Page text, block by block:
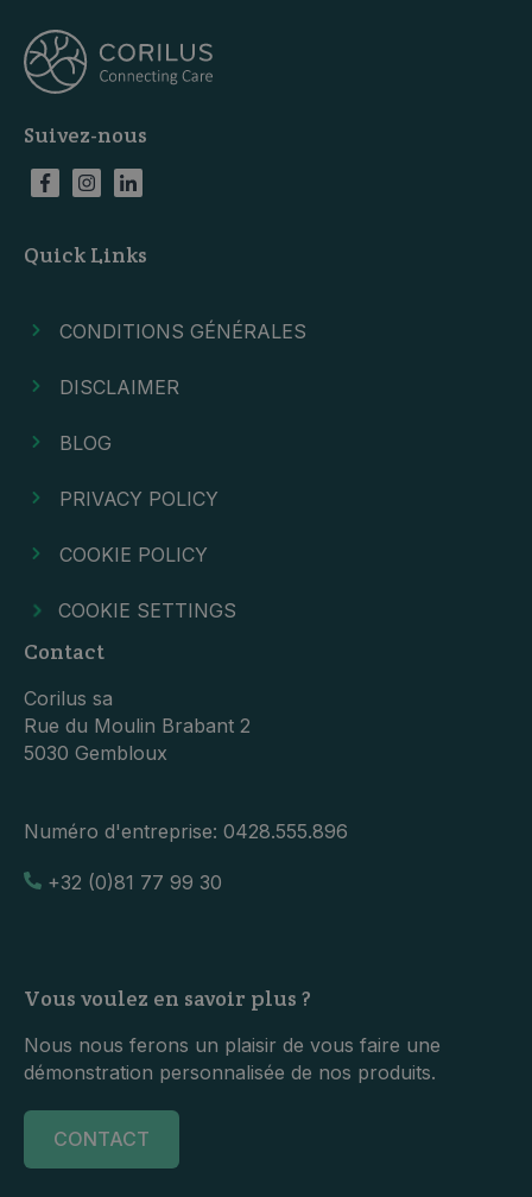
Suivez-nous
Quick Links
CONDITIONS GÉNÉRALES
DISCLAIMER
BLOG
PRIVACY POLICY
COOKIE POLICY
COOKIE SETTINGS
Contact
Corilus sa
Rue du Moulin Brabant 2
5030 Gembloux
Numéro d'entreprise: 0428.555.896
+32 (0)81 77 99 30
Vous voulez en savoir plus ?
Nous nous ferons un plaisir de vous faire une
démonstration personnalisée de nos produits.
CONTACT